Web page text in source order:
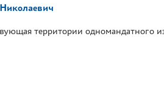
территории